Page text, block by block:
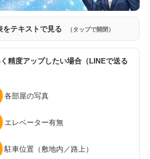
をテキストで見る （タップで開閉）
精度アップしたい場合（LINEで送る
各部屋の写真
エレベーター有無
駐車位置（敷地内／路上）